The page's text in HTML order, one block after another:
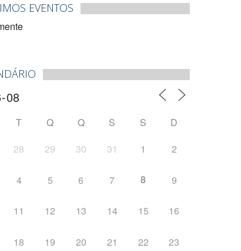
EVENTOS
T Q Q S S
D
28 29 30 31 1 2
4 5 6 7 8 9
11 12 13 14 15 16
18 19 20 21 22 23